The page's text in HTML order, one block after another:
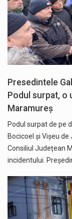
Presedintele
Podul surpat, o
Maramureș
Podul surpat de pe
Bocicoel și Vișeu
Consiliul Județean
incidentului.